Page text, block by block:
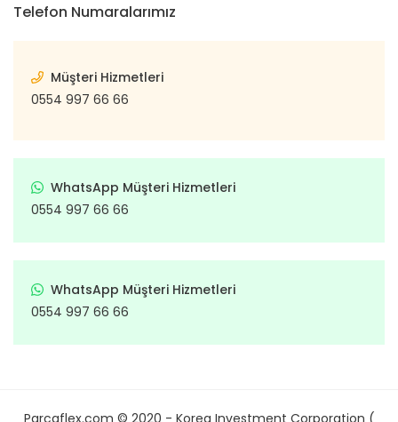
Telefon Numaralarımız
Müşteri Hizmetleri
0554 997 66 66
WhatsApp Müşteri Hizmetleri
0554 997 66 66
WhatsApp Müşteri Hizmetleri
0554 997 66 66
Parcaflex.com © 2020 - Korea Investment Corporation (